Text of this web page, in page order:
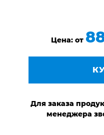
Цена: от
Для заказа
менеджера